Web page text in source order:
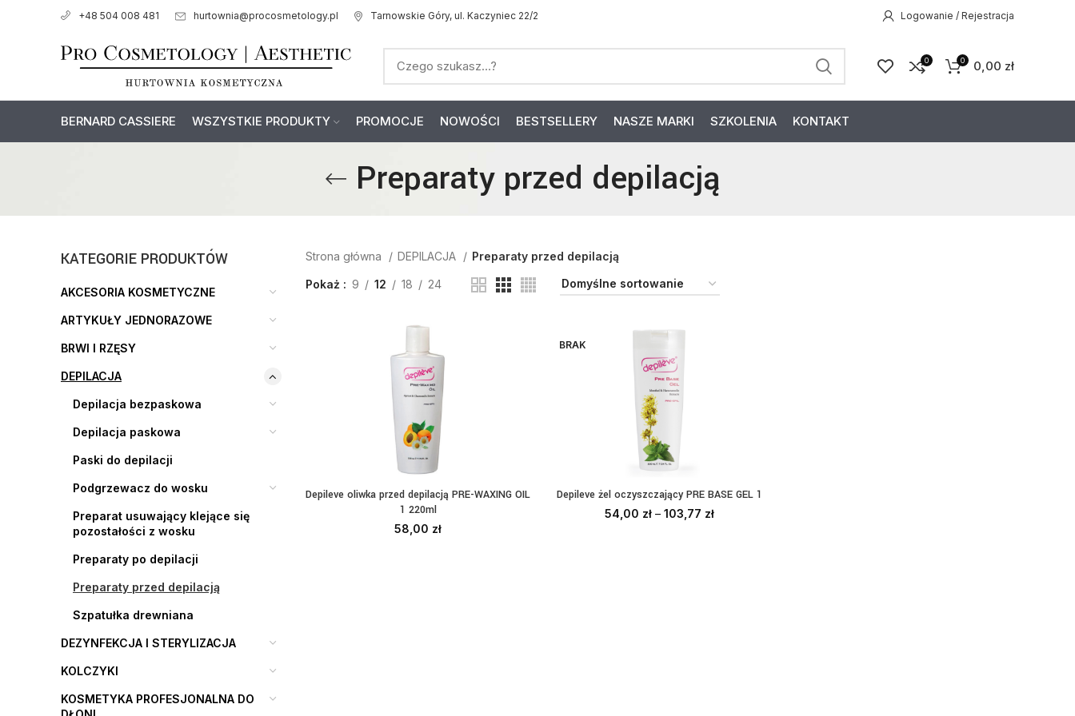
+48 504 008 481 hurtownia@procosmetology.pl Tarnowskie Góry, ul. Kaczyniec 22/2 Logowanie / Rejestracja
0 0 0,00 zł
BERNARD CASSIERE WSZYSTKIE PRODUKTY PROMOCJE NOWOŚCI BESTSELLERY NASZE MARKI SZKOLENIA KONTAKT
Preparaty przed depilacją
KATEGORIE PRODUKTÓW
AKCESORIA KOSMETYCZNE
ARTYKUŁY JEDNORAZOWE
BRWI I RZĘSY
DEPILACJA
Depilacja bezpaskowa
Depilacja paskowa
Paski do depilacji
Podgrzewacz do wosku
Preparat usuwający klejące się
pozostałości z wosku
Preparaty po depilacji
Preparaty przed depilacją
Szpatułka drewniana
DEZYNFEKCJA I STERYLIZACJA
KOLCZYKI
KOSMETYKA PROFESJONALNA DO
Strona główna DEPILACJA Preparaty przed depilacją
Pokaż 9 12 18 24
DODAJ DO KOSZYKA
Depileve oliwka przed depilacją PRE-WAXING OIL
1 220ml
58,00 zł
BRAK
WYBIERZ OPCJE
Depileve żel oczyszczający PRE BASE GEL 1
54,00 zł –103,77 zł